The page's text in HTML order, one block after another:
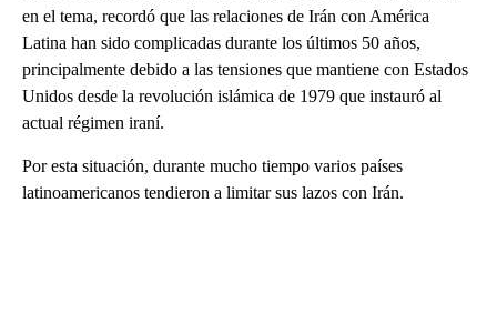
en el tema, recordó que las relaciones de Irán con América
Latina han sido complicadas durante los últimos 50 años,
principalmente debido a las tensiones que mantiene con Estados
Unidos desde la revolución islámica de 1979 que instauró al
actual régimen iraní.
Por esta situación, durante mucho tiempo varios países
latinoamericanos tendieron a limitar sus lazos con Irán.